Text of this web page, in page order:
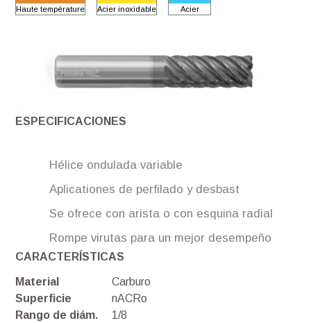
Haute température Acier inoxidable Acier
ESPECIFICACIONES
Hélice ondulada variable
Aplicationes de perfilado y desbast
Se ofrece con arista o con esquina radial
Rompe virutas para un mejor desempeño
CARACTERÍSTICAS
Material
Carburo
Superficie
nACRo
Rango de diám.
1/8